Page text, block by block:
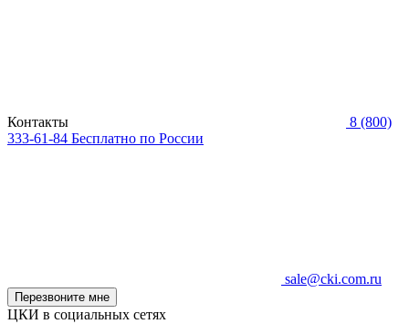
Контакты
8 (800)
333-61-84 Бесплатно по России
sale@cki.com.ru
Перезвоните мне
ЦКИ в социальных сетях